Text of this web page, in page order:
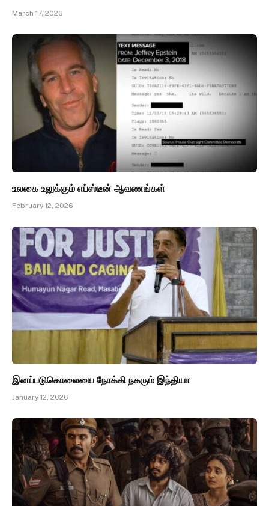
March 17, 2026
உலகை உலுக்கும் எப்ஸ்டீன் ஆவணங்கள்
February 12, 2026
இனப்படுகொலையை நோக்கி நகரும் இந்தியா
January 12, 2026